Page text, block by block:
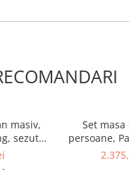
masiv,
sezut
Set
persoane,
insertii